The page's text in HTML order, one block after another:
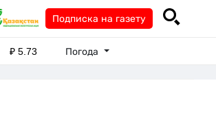
Подписка на газету
₽5.73 Погода